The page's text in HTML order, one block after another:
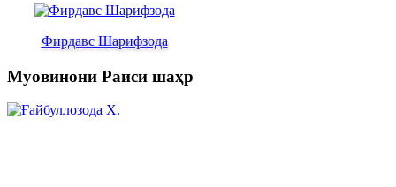
Фирдавс Шарифзода
Муовинони Раиси шаҳр